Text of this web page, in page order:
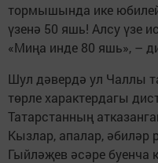
тормышында ике
үзенә 50 яшь! Алсу үзе
«Миңа инде 80 яшь», –
Шул дәвердә ул Чаллы
төрле характердагы
Татарстанның
Кызлар, апалар, әбиләр
Гыйләҗев әсәре буенча